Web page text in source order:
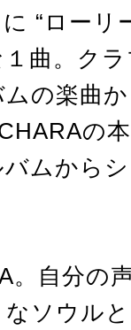
“ローリ
曲。ク
の楽曲
の
ムから
。自分の
ソウル